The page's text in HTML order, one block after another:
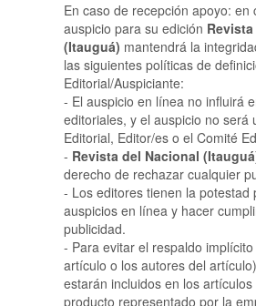
En caso de recepción apoyo: en
auspicio para su edición
(Itauguá) mantendrá la
las siguientes políticas de
Editorial/Auspiciante:
- El auspicio en línea no influirá
editoriales, y el auspicio no será
Editorial, Editor/es o el Comité
- Revista del Nacional
derecho de rechazar cualquier
- Los editores tienen la potestad
auspicios en línea y hacer
publicidad.
- Para evitar el respaldo
artículo o los autores del
estarán incluidos en los
producto representado por la